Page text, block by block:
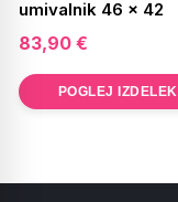
umivalnik 46 x 42
83,90 €
POGLEJ IZDELEK